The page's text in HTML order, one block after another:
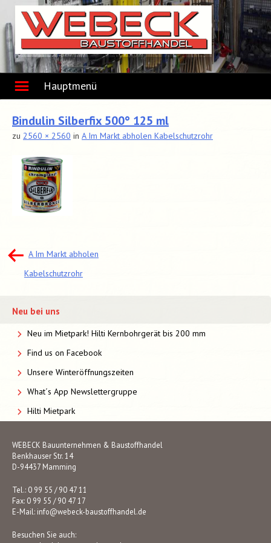
content
Hauptmenü
Bindulin Silberfix 500° 125 ml
zu 2560 × 2560 in A Im Markt abholen Kabelschutzrohr
Beitragsnavigation
A Im Markt abholen
Kabelschutzrohr
Neu bei uns
Neu im Mietpark! Hilti Kernbohrgerät bis 200 mm
Find us on Facebook
Unsere Winteröffnungszeiten
What´s App Newslettergruppe
Hilti Mietpark
WEBECK Bauunternehmen & Baustoffhandel
Benkhauser Str. 14
D-94437 Mamming
Tel.: 0 99 55 / 90 47 11
Fax: 0 99 55 / 90 47 17
E-Mail: info@webeck-baustoffhandel.de
Besuchen Sie auch: